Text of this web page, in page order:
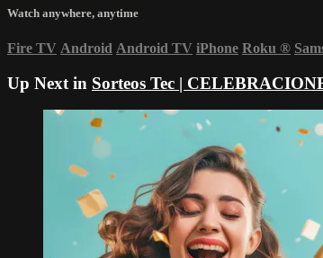
Watch anywhere, anytime
Fire TV Android Android TV iPhone Roku ®
Up Next in Sorteos Tec |